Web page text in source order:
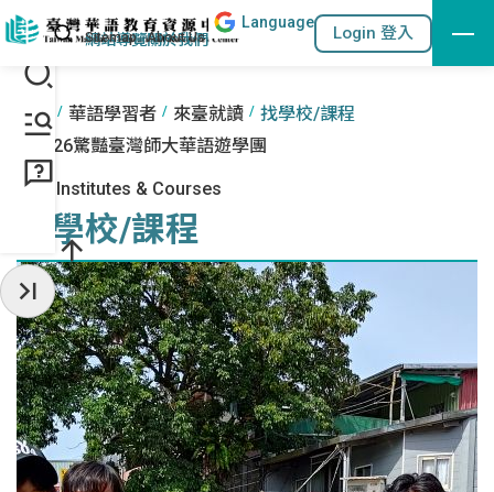
跳到主要內容區塊
::: 站內搜尋
網站導覽關於我們
Language
Login 登入
:::
首頁 華語學習者 來臺就讀
找學校/課程
2026驚豔臺灣師大華語遊學團
Find Institutes & Courses
找學校/課程
收起常用服務